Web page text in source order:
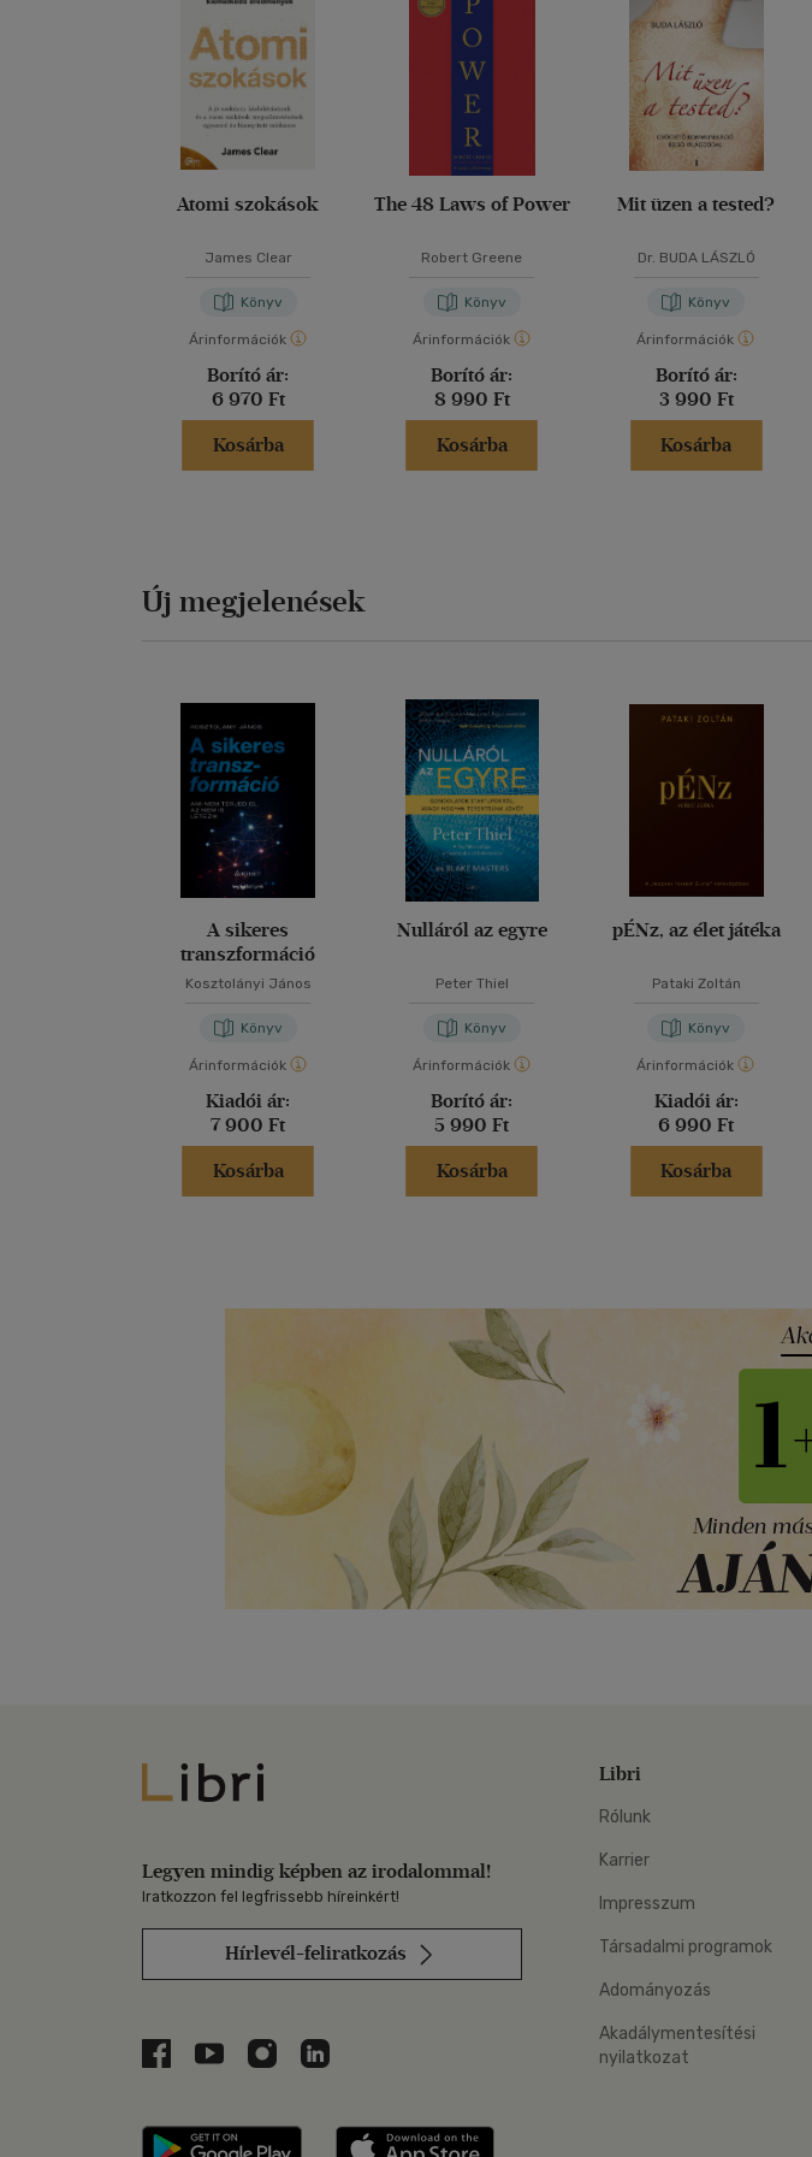
Atomi szokások
James Clear
Könyv
Árinformációk
Borító ár:
6 970 Ft
Kosárba
The 48 Laws of Power
Robert Greene
Könyv
Árinformációk
Borító ár:
8 990 Ft
Kosárba
Mit üzen a tested?
Dr. BUDA LÁSZLÓ
Könyv
Árinformációk
Borító ár:
3 990 Ft
Kosárba
Új megjelenések
A sikeres
transzformáció
Kosztolányi János
Könyv
Árinformációk
Kiadói ár:
7 900 Ft
Kosárba
Nulláról az egyre
Peter Thiel
Könyv
Árinformációk
Borító ár:
5 990 Ft
Kosárba
pÉNz, az élet játéka
Pataki Zoltán
Könyv
Árinformációk
Kiadói ár:
6 990 Ft
Kosárba
Libri
Legyen mindig képben az irodalommal!
Iratkozzon fel legfrissebb híreinkért!
Hírlevél-feliratkozás
Libri a Facebookon
Libri a Youtube-on
Libri az Instagramon
Libri a LinkedInen
Libri applikáció Szerezd meg: Google Play
Libri
Rólunk
Karrier
Impresszum
Társadalmi programok
Adományozás
Akadálymentesítési
nyilatkozat